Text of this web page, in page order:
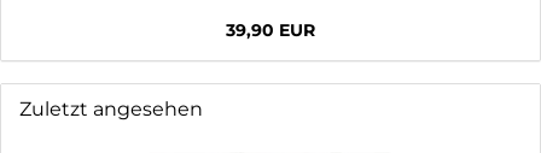
39,90 EUR
Zuletzt angesehen